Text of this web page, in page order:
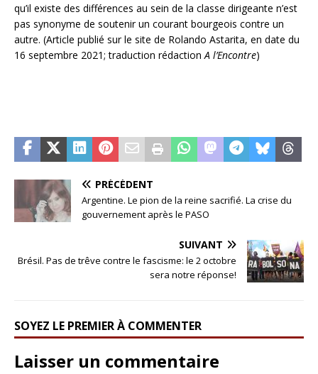
qu’il existe des différences au sein de la classe dirigeante n’est
pas synonyme de soutenir un courant bourgeois contre un
autre. (Article publié sur le site de Rolando Astarita, en date du
16 septembre 2021; traduction rédaction A l’Encontre)
PRÉCÉDENT
Argentine. Le pion de la reine sacrifié. La crise du
gouvernement après le PASO
SUIVANT
Brésil. Pas de trêve contre le fascisme: le 2 octobre
sera notre réponse!
SOYEZ LE PREMIER À COMMENTER
Laisser un commentaire